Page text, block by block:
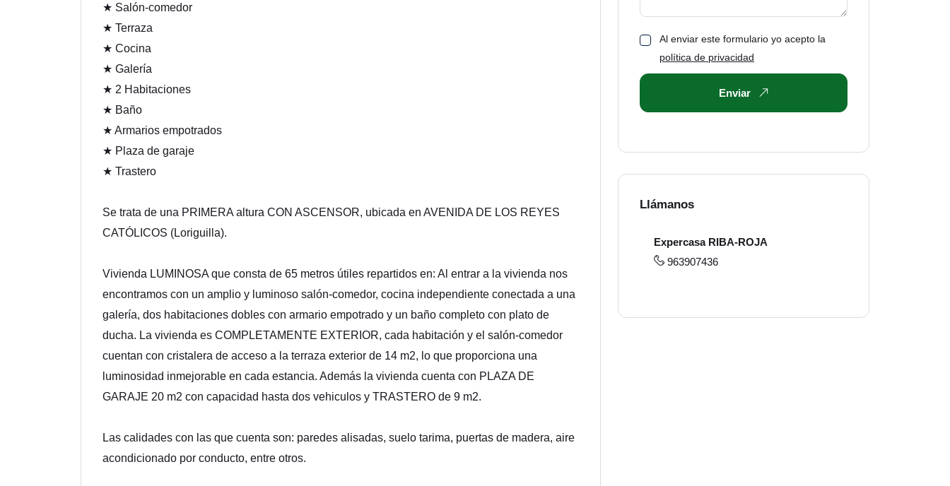
★ Salón-comedor
★ Terraza
★ Cocina
★ Galería
★ 2 Habitaciones
★ Baño
★ Armarios empotrados
★ Plaza de garaje
★ Trastero
Se trata de una PRIMERA altura CON ASCENSOR, ubicada en AVENIDA DE LOS REYES
CATÓLICOS (Loriguilla).
Vivienda LUMINOSA que consta de 65 metros útiles repartidos en: Al entrar a la vivienda nos
encontramos con un amplio y luminoso salón-comedor, cocina independiente conectada a una
galería, dos habitaciones dobles con armario empotrado y un baño completo con plato de
ducha. La vivienda es COMPLETAMENTE EXTERIOR, cada habitación y el salón-comedor
cuentan con cristalera de acceso a la terraza exterior de 14 m2, lo que proporciona una
luminosidad inmejorable en cada estancia. Además la vivienda cuenta con PLAZA DE
GARAJE 20 m2 con capacidad hasta dos vehiculos y TRASTERO de 9 m2.
Las calidades con las que cuenta son: paredes alisadas, suelo tarima, puertas de madera, aire
acondicionado por conducto, entre otros.
Al enviar este formulario yo acepto la
política de privacidad
Enviar
Llámanos
Expercasa RIBA-ROJA
963907436